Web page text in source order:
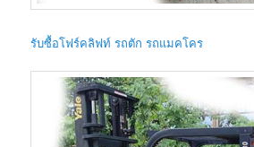
รับซื้อโฟร์คลิฟท์ รถตัก รถแมคโคร